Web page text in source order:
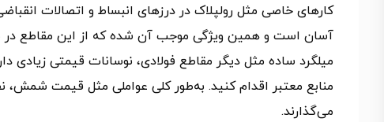
کارهای خاصی مثل رولپلاک در درزهای انبساط و اتصالات
آسان است و همین ویژگی موجب آن شده که از این مقاطع در
منابع معتبر اقدام کنید. به‌طور کلی عواملی مثل قیمت شمش،
می‌گذارند.